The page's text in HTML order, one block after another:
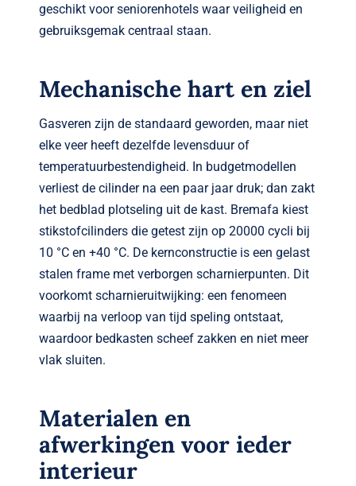
geschikt voor seniorenhotels waar veiligheid en
gebruiksgemak centraal staan.
Mechanische hart en ziel
Gasveren zijn de standaard geworden, maar niet
elke veer heeft dezelfde levensduur of
temperatuurbestendigheid. In budgetmodellen
verliest de cilinder na een paar jaar druk; dan zakt
het bedblad plotseling uit de kast. Bremafa kiest
stikstofcilinders die getest zijn op 20000 cycli bij
10 °C en +40 °C. De kernconstructie is een gelast
stalen frame met verborgen scharnierpunten. Dit
voorkomt scharnier­uitwijking: een fenomeen
waarbij na verloop van tijd speling ontstaat,
waardoor bedkasten scheef zakken en niet meer
vlak sluiten.
Materialen en
afwerkingen voor ieder
interieur